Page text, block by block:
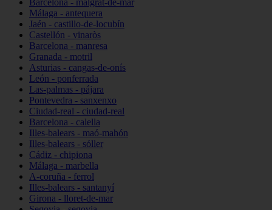
Barcelona - malgrat-de-mar
Málaga - antequera
Jaén - castillo-de-locubín
Castellón - vinaròs
Barcelona - manresa
Granada - motril
Asturias - cangas-de-onís
León - ponferrada
Las-palmas - pájara
Pontevedra - sanxenxo
Ciudad-real - ciudad-real
Barcelona - calella
Illes-balears - maó-mahón
Illes-balears - sóller
Cádiz - chipiona
Málaga - marbella
A-coruña - ferrol
Illes-balears - santanyí
Girona - lloret-de-mar